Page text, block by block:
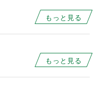
もっと見る
もっと見る